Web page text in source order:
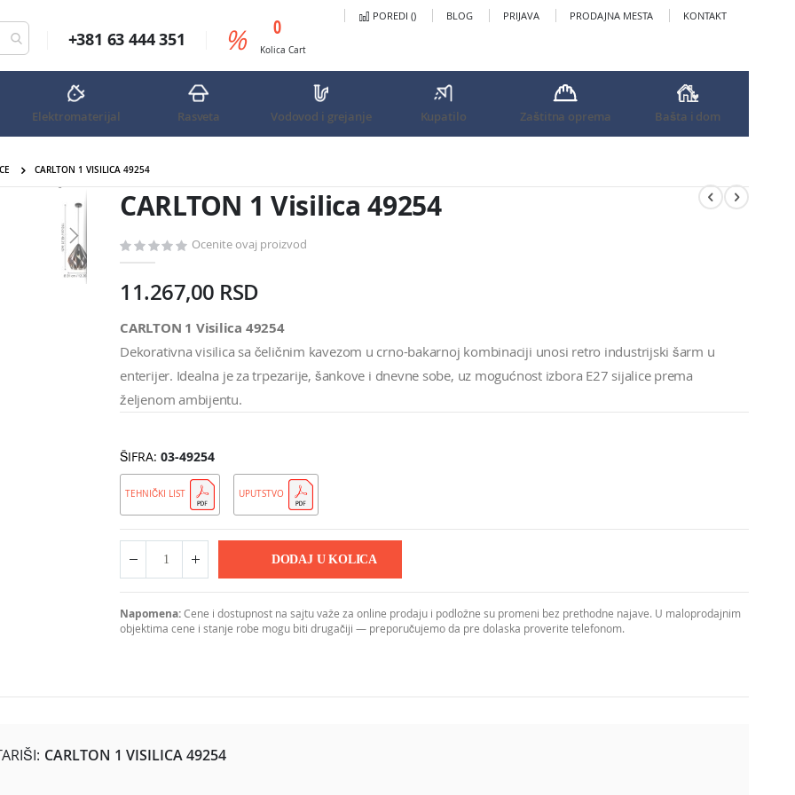
POREDI () BLOG PRIJAVA PRODAJNA MESTA KONTAKT
+381 63 444 351 % 0predmeta
Kolica Cart
Elektromaterijal Rasveta Vodovod i grejanje Kupatilo Zaštitna oprema Bašta i dom
CARLTON 1 VISILICA 49254
CARLTON 1 Visilica 49254
Ocenite ovaj proizvod
11.267,00 RSD
CARLTON 1 Visilica 49254
Dekorativna visilica sa čeličnim kavezom u crno-bakarnoj kombinaciji unosi retro industrijski šarm u
enterijer. Idealna je za trpezarije, šankove i dnevne sobe, uz mogućnost izbora E27 sijalice prema
željenom ambijentu.
ŠIFRA 03-49254
TEHNIČKI LIST UPUTSTVO
DODAJ U KOLICA
Napomena:Cene i dostupnost na sajtu važe za online prodaju i podložne su promeni bez prethodne najave. U maloprodajnim
objektima cene i stanje robe mogu biti drugačiji — preporučujemo da pre dolaska proverite telefonom.
u crnoj i bakarnoj boji, koja stvara zanimljivu igru svetla i senki. Prečnik od 310 mm čini je odličnim izborom za
CARLTON 1 VISILICA 49254